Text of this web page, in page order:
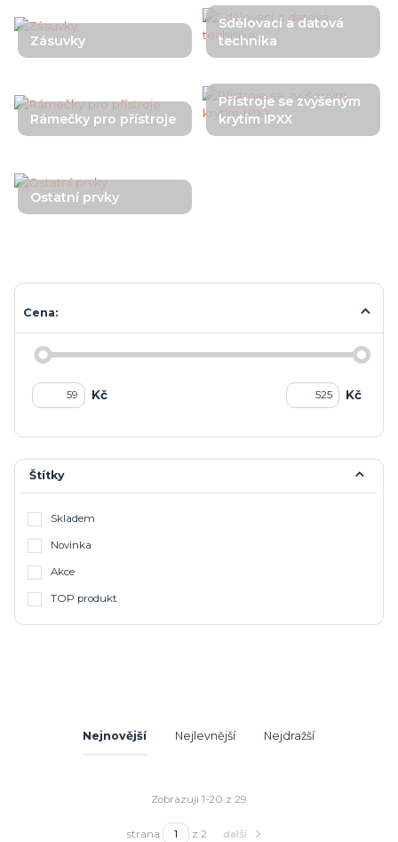
Zásuvky
Sdělovací a datová
technika
Rámečky pro přístroje
Přístroje se zvýšeným
krytím IPXX
Ostatní prvky
Cena:
Kč Kč
Štítky
Skladem
Novinka
Akce
TOP produkt
Nejnovější Nejlevnější Nejdražší
Zobrazuji 1-20 z 29
strana z 2 další